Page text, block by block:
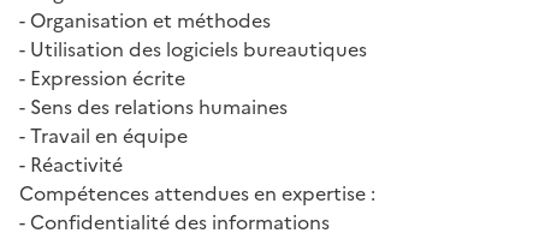
- Organisation et méthodes
- Utilisation des logiciels bureautiques
- Expression écrite
- Sens des relations humaines
- Travail en équipe
- Réactivité
Compétences attendues en expertise :
- Confidentialité des informations